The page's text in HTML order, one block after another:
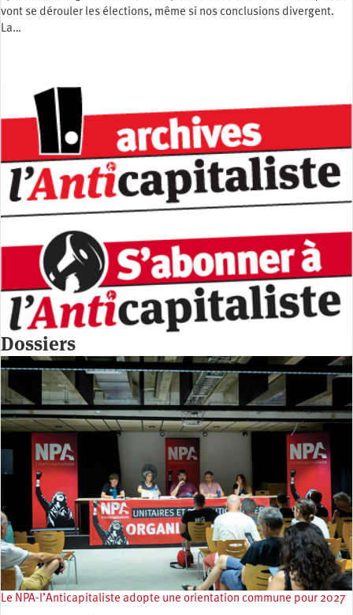
vont se dérouler les élections, même si nos conclusions divergent.
La…
Dossiers
Le NPA-l’Anticapitaliste adopte une orientation commune pour 2027